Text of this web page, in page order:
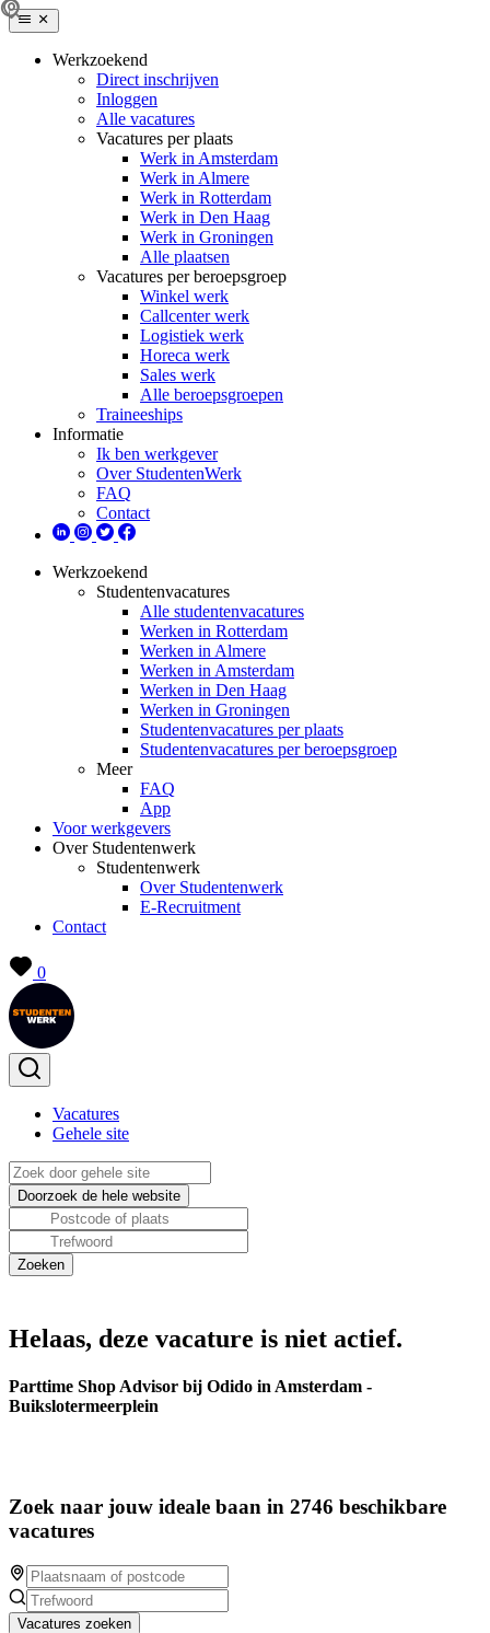
Werkzoekend
Direct inschrijven
Inloggen
Alle vacatures
Vacatures per plaats
Werk in Amsterdam
Werk in Almere
Werk in Rotterdam
Werk in Den Haag
Werk in Groningen
Alle plaatsen
Vacatures per beroepsgroep
Winkel werk
Callcenter werk
Logistiek werk
Horeca werk
Sales werk
Alle beroepsgroepen
Traineeships
Informatie
Ik ben werkgever
Over StudentenWerk
FAQ
Contact
Werkzoekend
Studentenvacatures
Alle studentenvacatures
Werken in Rotterdam
Werken in Almere
Werken in Amsterdam
Werken in Den Haag
Werken in Groningen
Studentenvacatures per plaats
Studentenvacatures per beroepsgroep
Meer
FAQ
App
Voor werkgevers
Over Studentenwerk
Studentenwerk
Over Studentenwerk
E-Recruitment
Contact
0
Vacatures
Gehele site
Helaas, deze vacature is niet actief.
Parttime Shop Advisor bij Odido in Amsterdam -
Buikslotermeerplein
Zoek naar jouw ideale baan in 2746 beschikbare
vacatures
Vacatures zoeken